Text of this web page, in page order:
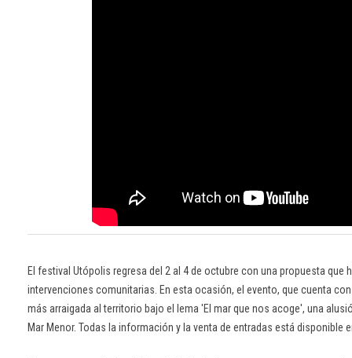
El festival Utópolis regresa del 2 al 4 de octubre con una propuesta que
intervenciones comunitarias. En esta ocasión, el evento, que cuenta
más arraigada al territorio bajo el lema 'El mar que nos acoge', una
Mar Menor. Todas la información y la venta de entradas está disponible